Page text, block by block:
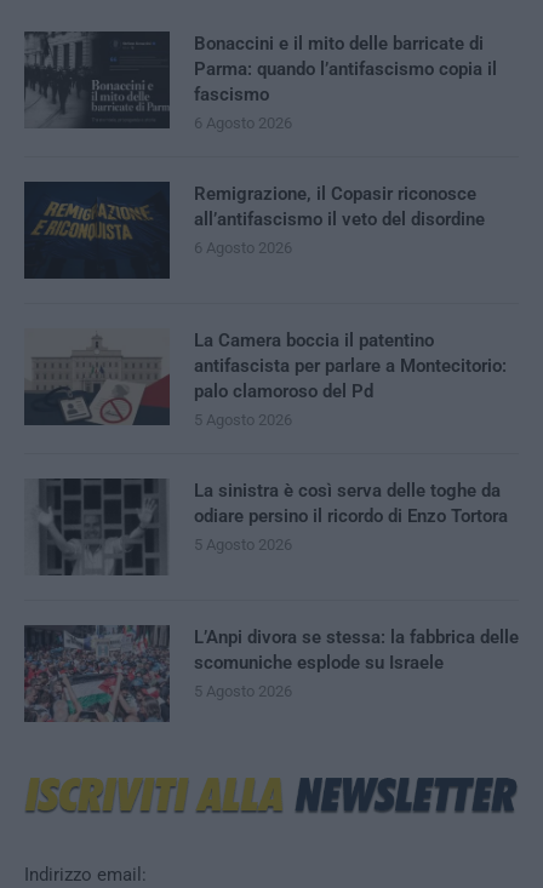
Indirizzo email:
Bonaccini e il mito delle barricate di
Parma: quando l’antifascismo copia il
fascismo
6 Agosto 2026
Remigrazione, il Copasir riconosce
all’antifascismo il veto del disordine
6 Agosto 2026
La Camera boccia il patentino
antifascista per parlare a Montecitorio:
palo clamoroso del Pd
5 Agosto 2026
La sinistra è così serva delle toghe da
odiare persino il ricordo di Enzo Tortora
5 Agosto 2026
L’Anpi divora se stessa: la fabbrica delle
scomuniche esplode su Israele
5 Agosto 2026